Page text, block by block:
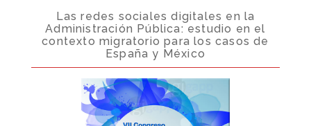
Las redes sociales digitales en la
Administración Pública: estudio en el
contexto migratorio para los casos de
España y México